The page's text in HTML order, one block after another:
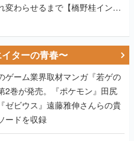
変わらせるまで【橋野桂インタ
ターの青春〜
ゲーム業界取材マンガ『若ゲの
2巻が発売。『ポケモン』田尻
ゼビウス』遠藤雅伸さんらの貴
ードを収録